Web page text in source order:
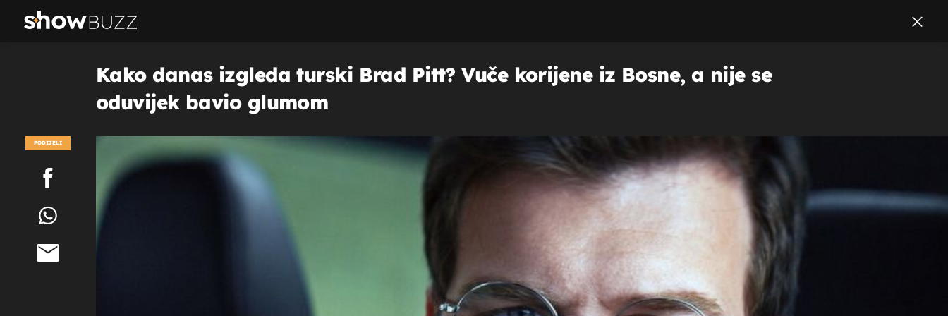
Kako danas izgleda turski Brad Pitt? Vuče korijene iz Bosne, a nije se
oduvijek bavio glumom
PODIJELI
POGLEDAJ